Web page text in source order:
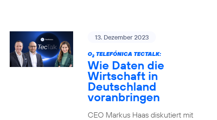
13. Dezember 2023
O2TELEFÓNICA TECTALK:
Wie Daten die
Wirtschaft in
Deutschland
voranbringen
CEO Markus Haas diskutiert mit